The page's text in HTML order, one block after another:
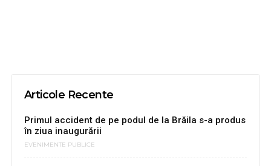
Articole Recente
Primul accident de pe podul de la Brăila s-a produs
în ziua inaugurării
EVENIMENTE PUBLICE